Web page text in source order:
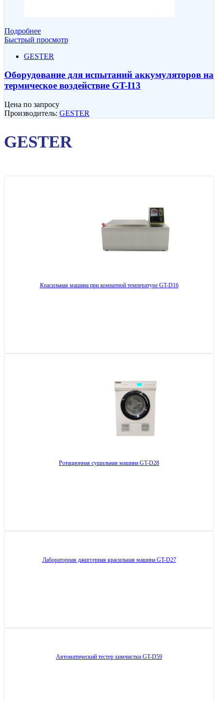
Подробнее
Быстрый просмотр
GESTER
Оборудование для испытаний аккумуляторов на
термическое воздействие GT-I13
Цена по запросу
Производитель: GESTER
GESTER
Красильная машина при комнатной температуре GT-D16
Ротационная сушильная машина GT-D28
Лабораторная джиггерная красильная машина GT-D27
Автоматический тестер химчистки GT-D59